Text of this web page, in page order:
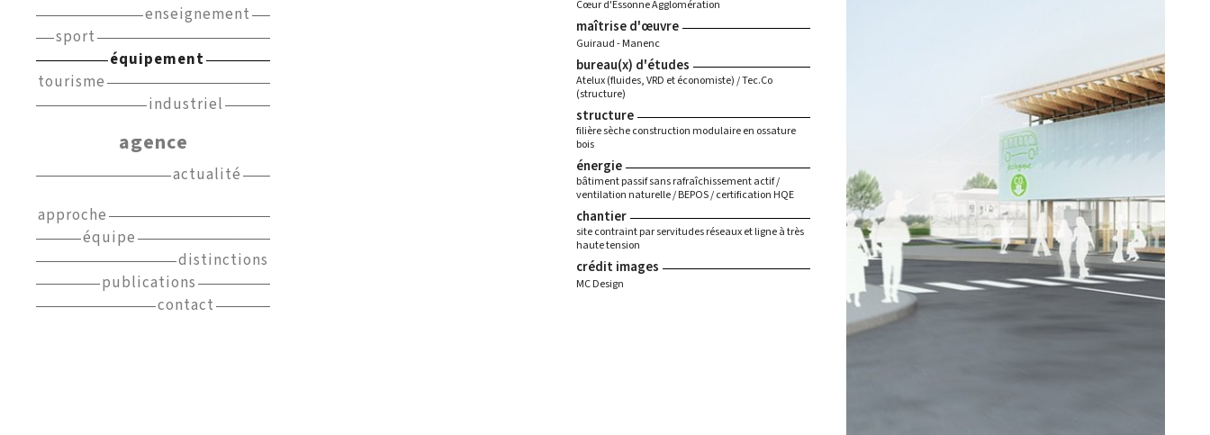
enseignement
sport
équipement
tourisme
industriel
agence
actualité
approche
équipe
distinctions
publications
contact
Cœur d'Essonne Agglomération
maîtrise d'œuvre
Guiraud - Manenc
bureau(x) d'études
Atelux (fluides, VRD et économiste) / Tec.Co
(structure)
structure
filière sèche construction modulaire en ossature
bois
énergie
bâtiment passif sans rafraîchissement actif /
ventilation naturelle / BEPOS / certification HQE
chantier
site contraint par servitudes réseaux et ligne à très
haute tension
crédit images
MC Design